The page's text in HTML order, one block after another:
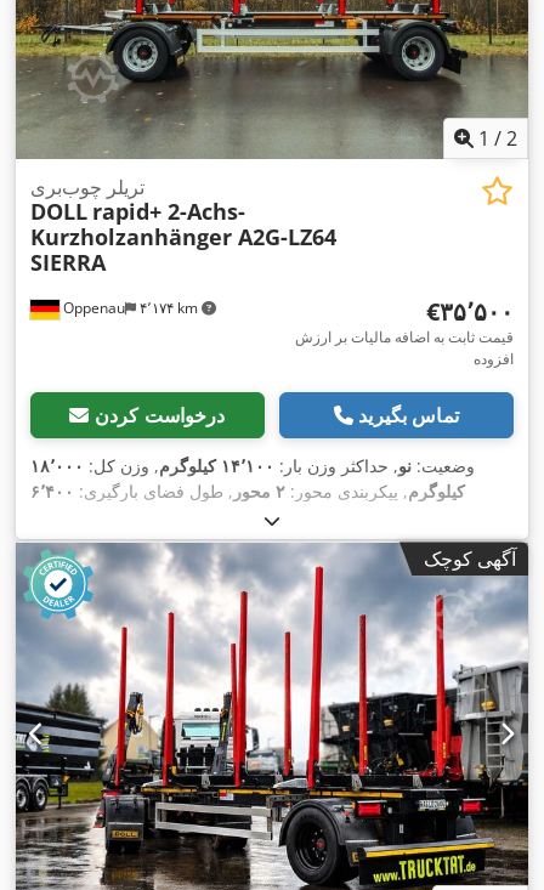
1 /2
Oppenau ۴٬۱۷۴ km
تریلر چوب‌بری
DOLL rapid+ 2-Achs-
Kurzholzanhänger A2G-LZ64
SIERRA
‎€۳۵٬۵۰۰
قیمت ثابت به اضافه مالیات بر ارزش
افزوده
درخواست کردن تماس بگیرید
وضعیت: نو, حداکثر وزن بار: ۱۴٬۱۰۰ کیلوگرم , وزن کل: ۱۸٬۰۰۰
کیلوگرم, پیکربندی محور: ۲ محور , طول فضای بارگیری: ۶٬۴۰۰
سال ساخت:۲۰۲۷, تجهیزات: ,
آگهی کوچک